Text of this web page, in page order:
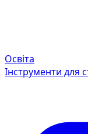
Освіта
Інструменти для